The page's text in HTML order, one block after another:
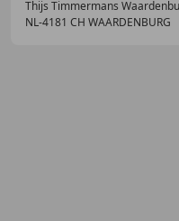
Thijs Timmermans
NL-4181 CH WAARDENBURG